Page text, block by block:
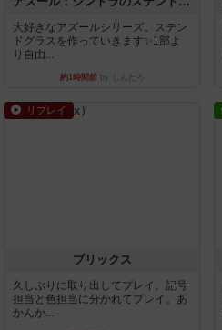
大好きなアズールシリーズ。ステン
ドグラスを作っていきます✨1部よ
り自由...
約1時間前by しんたろ
リプレイ
ブリックス
久しぶりに取り出してプレイ。記号
担当と色担当に分かれてプレイ。あ
かんか...